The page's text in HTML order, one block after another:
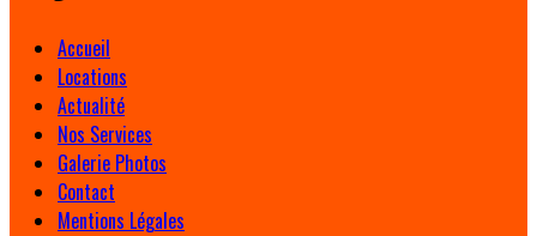
Accueil
Locations
Actualité
Nos Services
Galerie Photos
Contact
Mentions Légales